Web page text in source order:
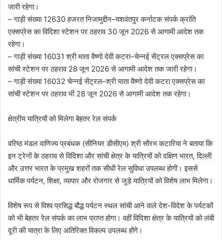
जारी रहेगा।
– गाड़ी संख्या 12630 हजरत निजामुद्दीन–यशवंतपुर कर्नाटक संपर्क क्रांति
एक्सप्रेस का विदिशा स्टेशन पर ठहराव 30 जून 2026 से आगामी आदेश तक
रहेगा।
– गाड़ी संख्या 16031 श्री माता वैष्णो देवी कटरा–चेन्नई सेंट्रल एक्सप्रेस का
सांची स्टेशन पर ठहराव 28 जून 2026 से आगामी आदेश तक जारी रहेगा।
– गाड़ी संख्या 16032 चेन्नई सेंट्रल–श्री माता वैष्णो देवी कटरा एक्सप्रेस का
सांची स्टेशन पर ठहराव भी 28 जून 2026 से आगामी आदेश तक रहेगा।
क्षेत्रीय यात्रियों को मिलेगा बेहतर रेल संपर्क
वरिष्ठ मंडल वाणिज्य प्रबंधक (सीनियर डीसीएम) श्री सौरभ कटारिया ने बताया कि
इन ट्रेनों के ठहराव से विदिशा और सांची क्षेत्र के यात्रियों को दक्षिण भारत, दिल्ली
और उत्तर भारत के प्रमुख शहरों तक सीधी रेल सुविधा उपलब्ध होगी। इससे
धार्मिक पर्यटन, शिक्षा, व्यापार और रोजगार से जुड़े यात्रियों को विशेष लाभ मिलेगा।
विशेष रूप से विश्व प्रसिद्ध बौद्ध पर्यटन स्थल सांची आने वाले देश-विदेश के पर्यटकों
को भी बेहतर रेल संपर्क का लाभ प्राप्त होगा। वहीं विदिशा क्षेत्र के यात्रियों को लंबी
दूरी की यात्रा के लिए अतिरिक्त विकल्प उपलब्ध होंगे।